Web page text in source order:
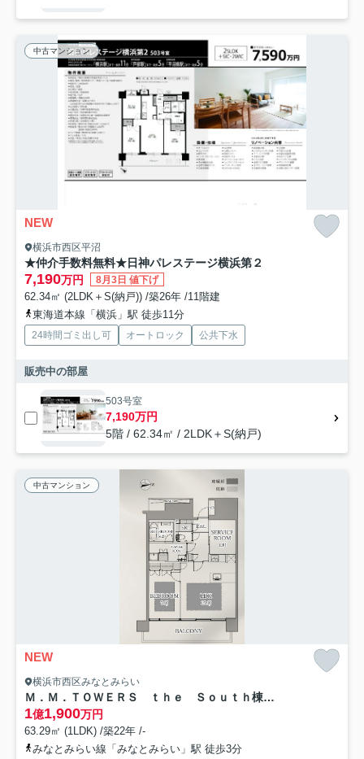
中古マンション
NEW
横浜市西区平沼
★仲介手数料無料★日神パレステージ横浜第２
7,190万円 8月3日 値下げ
62.34㎡ (2LDK＋S(納戸)) /築26年 /11階建
東海道本線「横浜」駅 徒歩11分
24時間ゴミ出し可 オートロック 公共下水
販売中の部屋
503号室
7,190万円
5階 / 62.34㎡ / 2LDK＋S(納戸)
中古マンション
NEW
横浜市西区みなとみらい
Ｍ．Ｍ．ＴＯＷＥＲＳ ｔｈｅ Ｓｏｕｔｈ棟★仲介手数料無料★
1億1,900万円
63.29㎡ (1LDK) /築22年 /-
みなとみらい線「みなとみらい」駅 徒歩3分